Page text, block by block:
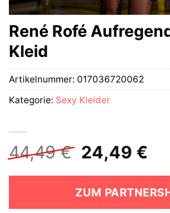
René Rofé
Kleid
44,49€
Preis
war:
44,49 €
24,49 €
ZUM
Artikelnummer: 017036720062
Kategorie: Sexy Kleider